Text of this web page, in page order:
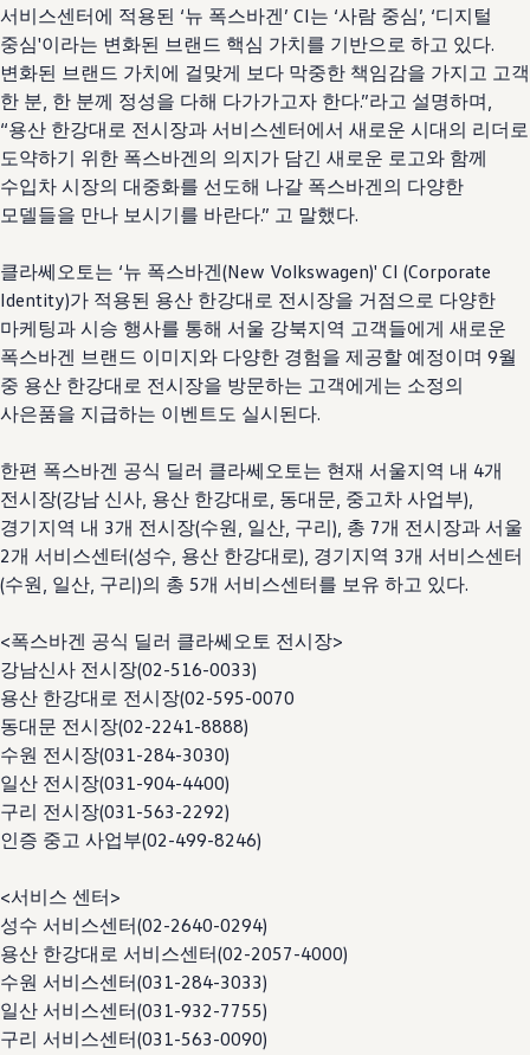
서비스센터에 적용된 ‘뉴 폭스바겐’ CI는 ‘사람 중심’, ‘디지털
중심'이라는 변화된 브랜드 핵심 가치를 기반으로 하고 있다.
변화된 브랜드 가치에 걸맞게 보다 막중한 책임감을 가지고 고객
한 분, 한 분께 정성을 다해 다가가고자 한다.”라고 설명하며,
“용산 한강대로 전시장과 서비스센터에서 새로운 시대의 리더로
도약하기 위한 폭스바겐의 의지가 담긴 새로운 로고와 함께
수입차 시장의 대중화를 선도해 나갈 폭스바겐의 다양한
모델들을 만나 보시기를 바란다.” 고 말했다.
클라쎄오토는 ‘뉴 폭스바겐(New Volkswagen)' CI (Corporate
Identity)가 적용된 용산 한강대로 전시장을 거점으로 다양한
마케팅과 시승 행사를 통해 서울 강북지역 고객들에게 새로운
폭스바겐 브랜드 이미지와 다양한 경험을 제공할 예정이며 9월
중 용산 한강대로 전시장을 방문하는 고객에게는 소정의
사은품을 지급하는 이벤트도 실시된다.
한편 폭스바겐 공식 딜러 클라쎄오토는 현재 서울지역 내 4개
전시장(강남 신사, 용산 한강대로, 동대문, 중고차 사업부),
경기지역 내 3개 전시장(수원, 일산, 구리), 총 7개 전시장과 서울
2개 서비스센터(성수, 용산 한강대로), 경기지역 3개 서비스센터
(수원, 일산, 구리)의 총 5개 서비스센터를 보유 하고 있다.
<폭스바겐 공식 딜러 클라쎄오토 전시장>
강남신사 전시장(02-516-0033)
용산 한강대로 전시장(02-595-0070
동대문 전시장(02-2241-8888)
수원 전시장(031-284-3030)
일산 전시장(031-904-4400)
구리 전시장(031-563-2292)
인증 중고 사업부(02-499-8246)
<서비스 센터>
성수 서비스센터(02-2640-0294)
용산 한강대로 서비스센터(02-2057-4000)
수원 서비스센터(031-284-3033)
일산 서비스센터(031-932-7755)
구리 서비스센터(031-563-0090)